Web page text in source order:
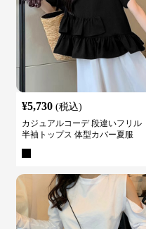
¥5,730 (税込)
カジュアルコーデ 段違いフリル
半袖トップス 体型カバー夏服